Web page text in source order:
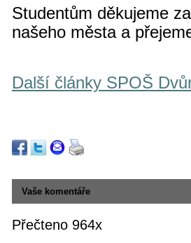
Studentům děkujeme
našeho města a
Další články SPOŠ
Vaše komentáře
Přečteno 964x